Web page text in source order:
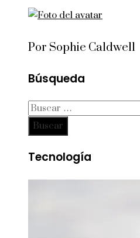
Por Sophie Caldwell
Búsqueda
Buscar:
Tecnología